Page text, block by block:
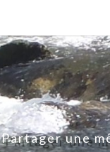
Partager une